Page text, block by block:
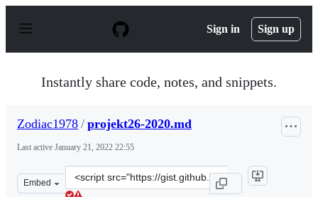
p
Sign in Sign up
Instantly share code, notes, and snippets.
Zodiac1978 / projekt26-2020.md
Last active January 21, 2022 22:55
Embed
Clone
this